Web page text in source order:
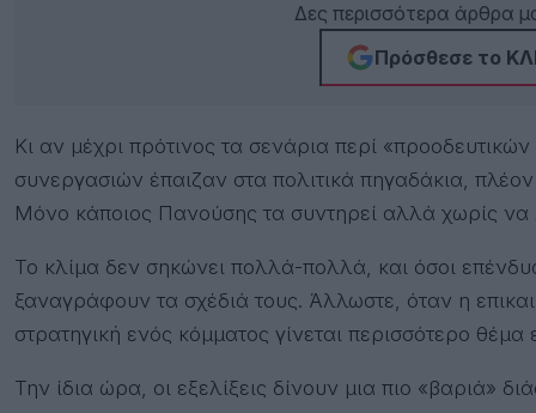
Δες περισσότερα άρθρα
Πρόσθεσε το
Κι αν μέχρι πρότινος τα σενάρια περί
συνεργασιών έπαιζαν στα πολιτικά πηγαδάκια,
Μόνο κάποιος Πανούσης τα συντηρεί αλλά χωρίς
Το κλίμα δεν σηκώνει πολλά-πολλά, και όσοι
ξαναγράφουν τα σχέδιά τους. Άλλωστε, όταν η
στρατηγική ενός κόμματος γίνεται περισσότερο θέμα
Την ίδια ώρα, οι εξελίξεις δίνουν μια πιο «βαριά»